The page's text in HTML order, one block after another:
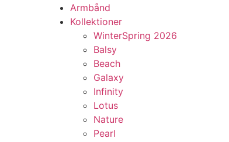
Armbånd
Kollektioner
WinterSpring 2026
Balsy
Beach
Galaxy
Infinity
Lotus
Nature
Pearl